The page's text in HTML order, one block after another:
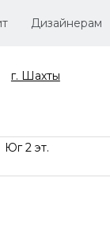
Дизайнерам
г. Шахты
2 эт.